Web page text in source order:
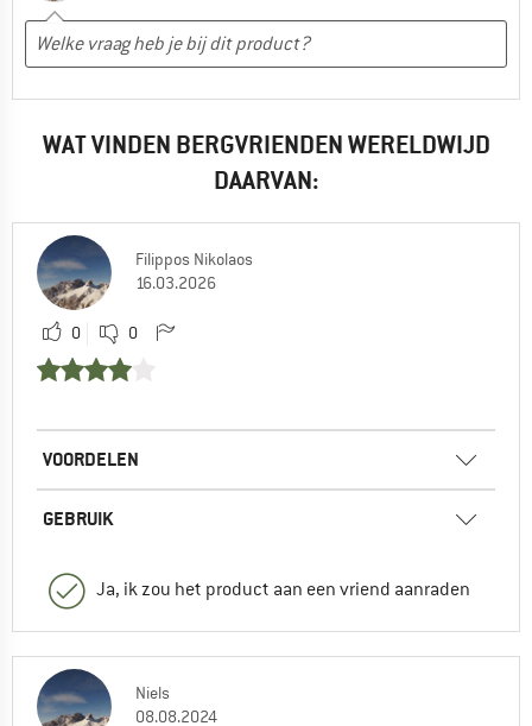
WAT VINDEN BERGVRIENDEN WERELDWIJD
DAARVAN:
Filippos Nikolaos
16.03.2026
0 0
VOORDELEN
GEBRUIK
Ja, ik zou het product aan een vriend aanraden
Niels
08.08.2024